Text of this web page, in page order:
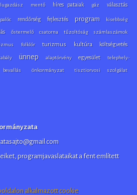
mentő híres pataiak gáz választás
palóc rendőrség fejlesztés program kisebbség
őstermelő csatorna tűzoltóság számlaszámok
folklór turizmus kultúra költségvetés
ünnep alaptörvény egyesület telephely-
bevallás önkormányzat tisztiorvosi szolgálat
programjavaslataikat a fent említett
alkalmazott cookie